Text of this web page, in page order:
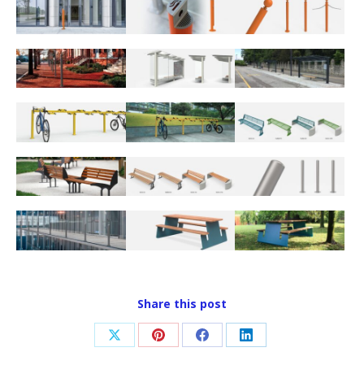
Share this post
Share Share Share Share